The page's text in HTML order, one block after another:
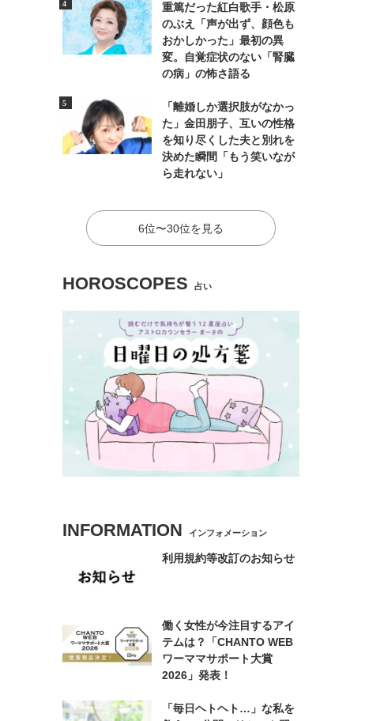
重篤だった紅白歌手・松原
のぶえ「声が出ず、顔色も
おかしかった」最初の異
変。自覚症状のない「腎臓
の病」の怖さ語る
「離婚しか選択肢がなかっ
た」金田朋子、互いの性格
を知り尽くした夫と別れを
決めた瞬間「もう笑いなが
ら走れない」
6位〜30位を見る
HOROSCOPES 占い
INFORMATION インフォメーション
利用規約等改訂のお知らせ
働く女性が今注目するアイ
テムは？「CHANTO WEB
ワーママサポート大賞
2026」発表！
「毎日ヘトヘト…」な私を